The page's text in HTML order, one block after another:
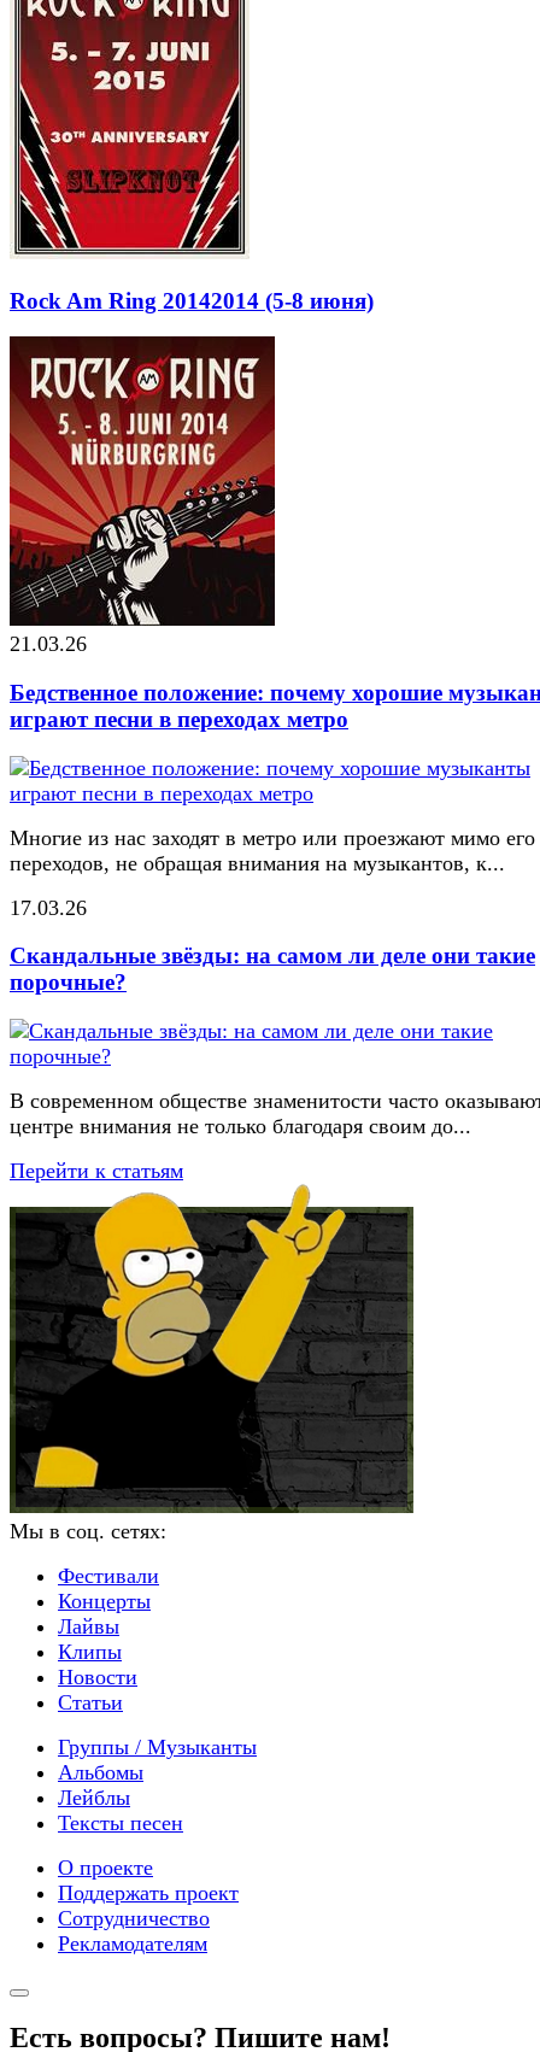
Rock Am Ring 20142014 (5-8 июня)
21.03.26
Бедственное положение: почему хорошие
играют песни в переходах метро
Многие из нас заходят в метро или проезжают мимо его
переходов, не обращая внимания на музыкантов, к...
17.03.26
Скандальные звёзды: на самом ли деле они такие
порочные?
В современном обществе знаменитости часто
центре внимания не только благодаря своим до...
Перейти к статьям
Мы в соц. сетях:
Фестивали
Концерты
Лайвы
Клипы
Новости
Статьи
Группы / Музыканты
Альбомы
Лейблы
Тексты песен
О проекте
Поддержать проект
Сотрудничество
Рекламодателям
Есть вопросы? Пишите нам!